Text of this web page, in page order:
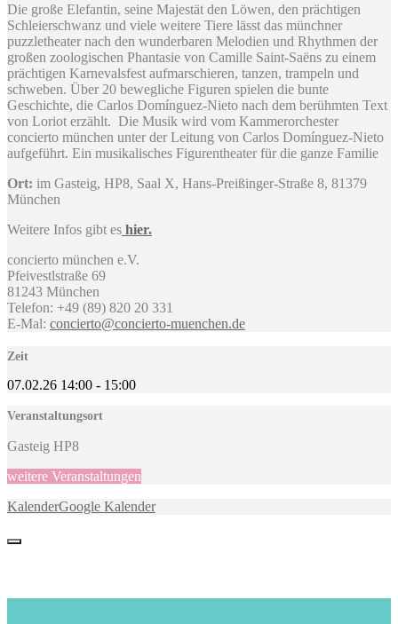
Die große Elefantin, seine Majestät den Löwen, den prächtigen
Schleierschwanz und viele weitere Tiere lässt das münchner
puzzletheater nach den wunderbaren Melodien und Rhythmen der
großen zoologischen Phantasie von Camille Saint-Saëns zu einem
prächtigen Karnevalsfest aufmarschieren, tanzen, trampeln und
schweben. Über 20 bewegliche Figuren spielen die bunte
Geschichte, die Carlos Domínguez-Nieto nach dem berühmten Text
von Loriot erzählt. Die Musik wird vom Kammerorchester
concierto münchen unter der Leitung von Carlos Domínguez-Nieto
aufgeführt. Ein musikalisches Figurentheater für die ganze Familie
Ort: im Gasteig, HP8, Saal X, Hans-Preißinger-Straße 8, 81379
München
Weitere Infos gibt es hier.
concierto münchen e.V.
Pfeivestlstraße 69
81243 München
Telefon: +49 (89) 820 20 331
E-Mal: concierto@concierto-muenchen.de
Zeit
07.02.26 14:00 - 15:00
Veranstaltungsort
Gasteig HP8
weitere Veranstaltungen
KalenderGoogle Kalender